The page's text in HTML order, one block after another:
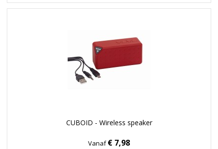
CUBOID - Wireless speaker
Vanaf€ 7,98